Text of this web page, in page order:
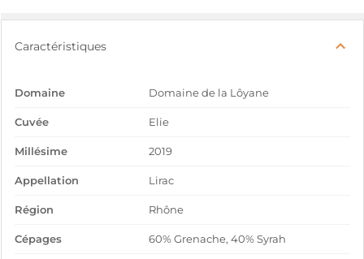
Caractéristiques
Domaine Domaine de la Lôyane
Cuvée Elie
Millésime 2019
Appellation Lirac
Région Rhône
Cépages 60% Grenache, 40% Syrah